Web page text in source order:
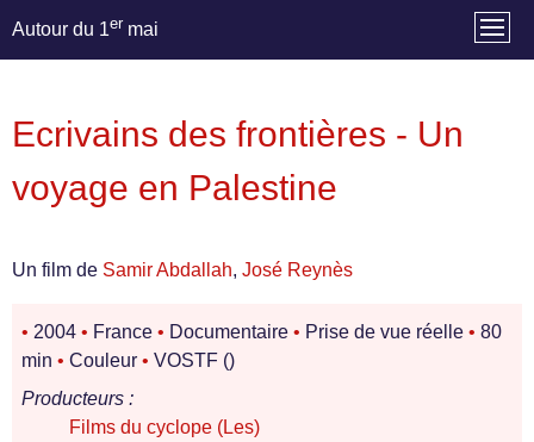
Autour du 1er mai
Ecrivains des frontières - Un
voyage en Palestine
Un film de Samir Abdallah, José Reynès
• 2004 • France • Documentaire • Prise de vue réelle • 80
min • Couleur • VOSTF ()
Producteurs :
Films du cyclope (Les)